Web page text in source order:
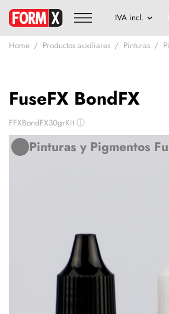
Home Productos auxiliares Pinturas
FuseFX BondFX
FFXBondFX30grKit ⓘ
Pinturas y Pigmentos